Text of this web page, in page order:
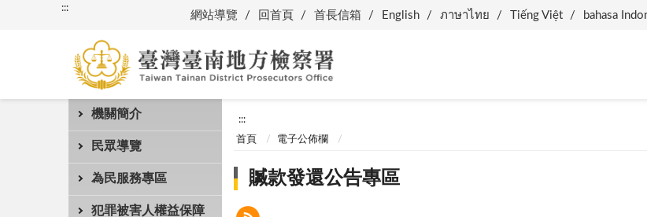
:::
網站導覽 回首頁 首長信箱 English ภาษาไทย Tiếng Việt bahasa
機關簡介
民眾導覽
為民服務專區
犯罪被害人權益保障
:::
首頁 電子公佈欄
贓款發還公告專區